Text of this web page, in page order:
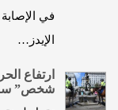
في
الإيدز…
شخص”